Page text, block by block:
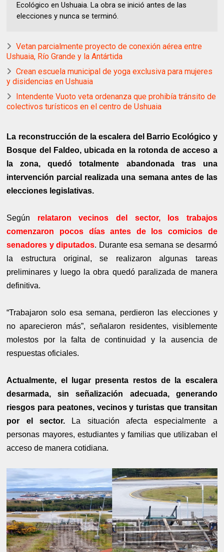
Ecológico en Ushuaia. La obra se inició antes de las
elecciones y nunca se terminó.
Vetan parcialmente proyecto de conexión aérea entre
Ushuaia, Río Grande y la Antártida
Crean escuela municipal de yoga exclusiva para mujeres
y disidencias en Ushuaia
Intendente Vuoto veta ordenanza que prohibía tránsito de
colectivos turísticos en el centro de Ushuaia
La reconstrucción de la escalera del Barrio Ecológico y
Bosque del Faldeo, ubicada en la rotonda de acceso a
la zona, quedó totalmente abandonada tras una
intervención parcial realizada una semana antes de las
elecciones legislativas.
Según relataron vecinos del sector, los trabajos
comenzaron pocos días antes de los comicios de
senadores y diputados. Durante esa semana se desarmó
la estructura original, se realizaron algunas tareas
preliminares y luego la obra quedó paralizada de manera
definitiva.
“Trabajaron solo esa semana, perdieron las elecciones y
no aparecieron más”, señalaron residentes, visiblemente
molestos por la falta de continuidad y la ausencia de
respuestas oficiales.
Actualmente, el lugar presenta restos de la escalera
desarmada, sin señalización adecuada, generando
riesgos para peatones, vecinos y turistas que transitan
por el sector. La situación afecta especialmente a
personas mayores, estudiantes y familias que utilizaban el
acceso de manera cotidiana.